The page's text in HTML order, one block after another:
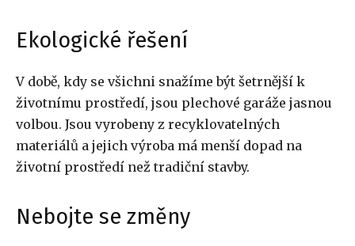
Ekologické řešení
V době, kdy se všichni snažíme být šetrnější k
životnímu prostředí, jsou plechové garáže jasnou
volbou. Jsou vyrobeny z recyklovatelných
materiálů a jejich výroba má menší dopad na
životní prostředí než tradiční stavby.
Nebojte se změny